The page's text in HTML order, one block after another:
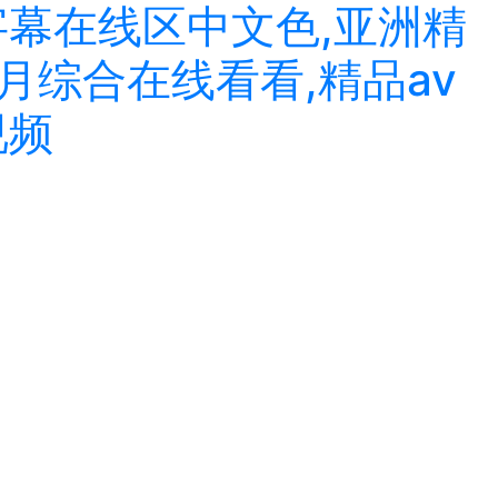
在线区中文色,亚洲精
综合在线看看,精品av